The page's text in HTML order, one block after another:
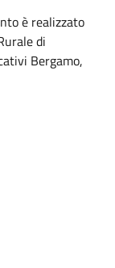
è realizzato
di
Bergamo,